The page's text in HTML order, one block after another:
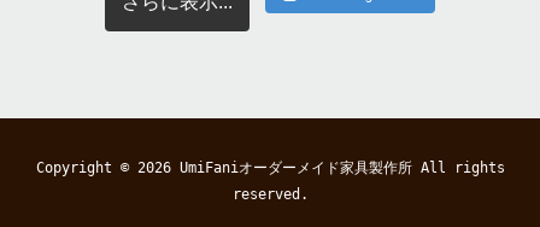
Copyright © 2026 UmiFaniオーダーメイド家具製作所All rights
reserved.